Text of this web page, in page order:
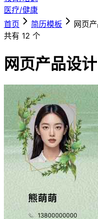
医疗/健康
首页
简历模板
网页
共有 12 个
网页产品设